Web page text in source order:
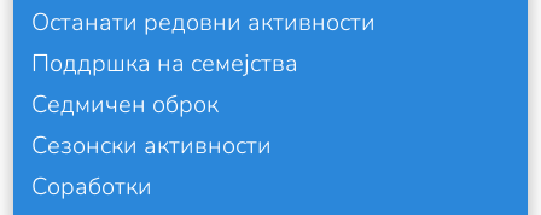
Останати редовни активности
Поддршка на семејства
Седмичен оброк
Сезонски активности
Соработки